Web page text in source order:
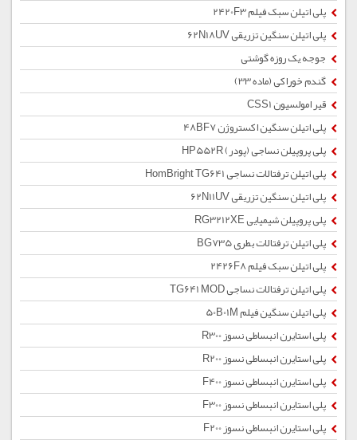
پلی اتیلن سبک فیلم 2420F3
پلی اتیلن سنگین تزریقی 62N18UV
جوجه یک روزه گوشتی
گندم خوراکی (ماده 33)
قیر امولسیون CSS1
پلی اتیلن سنگین اکستروژن 48BF7
پلی پروپیلن نساجی (پودر) HP552R
پلی اتیلن ترفتالات نساجی HomBright TG641
پلی اتیلن سنگین تزریقی 62N11UV
پلی پروپیلن شیمیایی RG3212XE
پلی اتیلن ترفتالات بطری BG735
پلی اتیلن سبک فیلم 2426F8
پلی اتیلن ترفتالات نساجی TG641 MOD
پلی اتیلن سنگین فیلم 50B01M
پلی استایرن انبساطی نسوز R300
پلی استایرن انبساطی نسوز R200
پلی استایرن انبساطی نسوز F400
پلی استایرن انبساطی نسوز F300
پلی استایرن انبساطی نسوز F200